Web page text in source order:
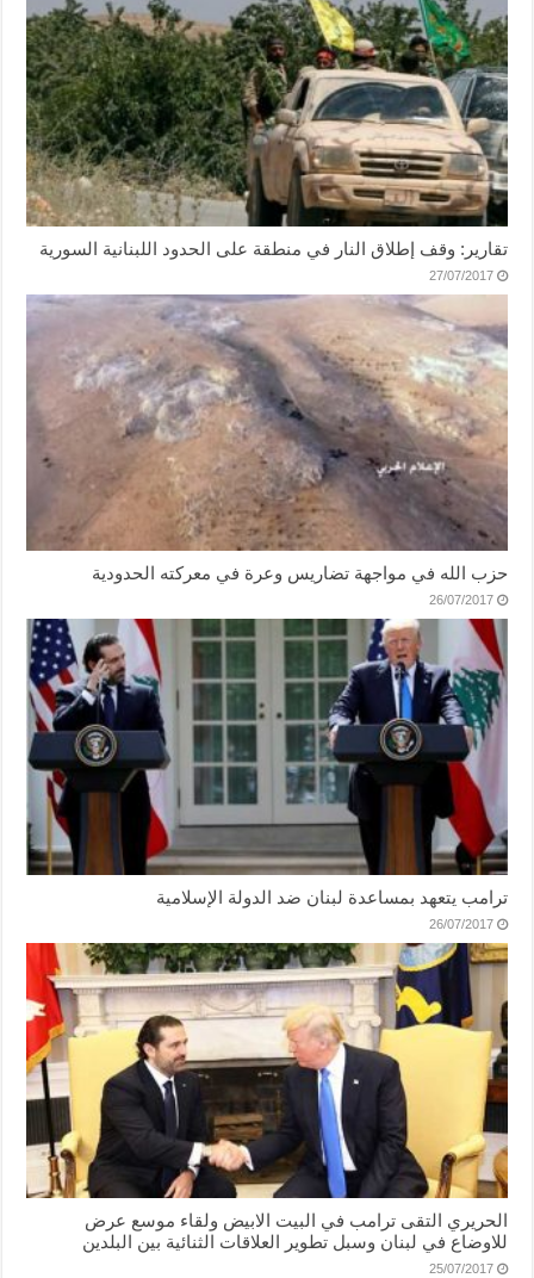
تقارير: وقف إطلاق النار في منطقة على الحدود اللبنانية السورية
27/07/2017
حزب الله في مواجهة تضاريس وعرة في معركته الحدودية
26/07/2017
ترامب يتعهد بمساعدة لبنان ضد الدولة الإسلامية
26/07/2017
الحريري التقى ترامب في البيت الابيض ولقاء موسع عرض
للاوضاع في لبنان وسبل تطوير العلاقات الثنائية بين البلدين
25/07/2017